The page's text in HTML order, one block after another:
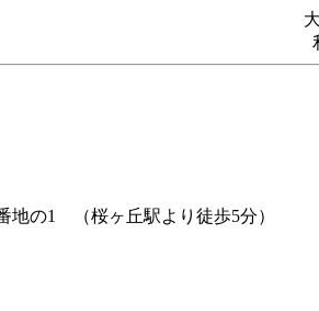
地の1 （桜ヶ丘駅より徒歩5分）